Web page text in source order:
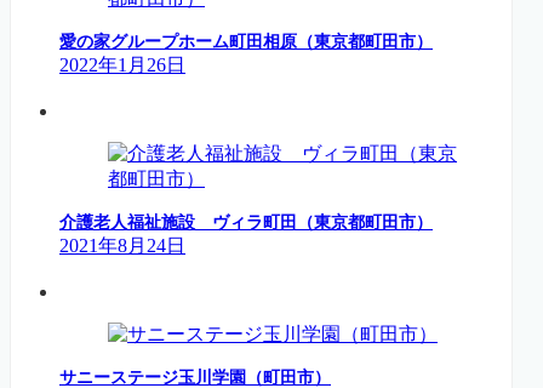
愛の家グループホーム町田相原（東京都町田市）
2022年1月26日
介護老人福祉施設 ヴィラ町田（東京都町田市）
2021年8月24日
サニーステージ玉川学園（町田市）